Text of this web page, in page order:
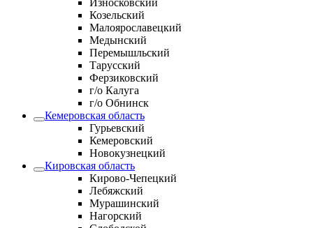
Козельский
Малоярославецкий
Медынский
Перемышльский
Тарусский
Ферзиковский
г/о Калуга
г/о Обнинск
Кемеровская область
Гурьевский
Кемеровский
Новокузнецкий
Кировская область
Кирово-Чепецкий
Лебяжский
Мурашинский
Нагорский